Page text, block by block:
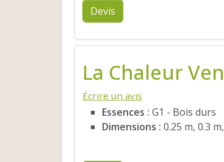
Devis
La Chaleur
Écrire un avis
Essences : G1 - Bois durs
Dimensions : 0.25 m, 0.3